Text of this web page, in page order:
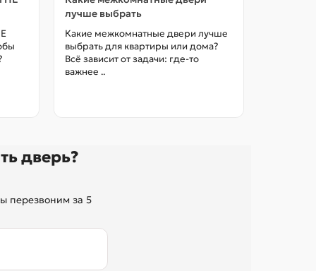
лучше выбрать
Какие межкомнатные двери лучше
выбрать для квартиры или дома?
Всё зависит от задачи: где-то
важнее ..
дверь?
перезвоним за 5